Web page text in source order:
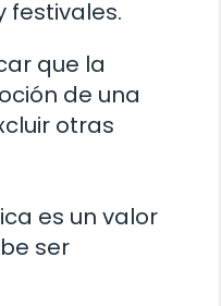
festivales.
que la
de una
otras
es un valor
ser